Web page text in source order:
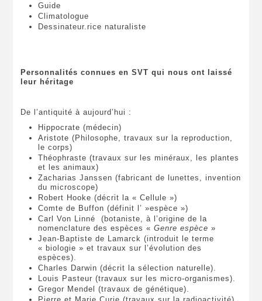
Guide
Climatologue
Dessinateur.rice naturaliste
Personnalités connues en SVT qui nous ont laissé
leur héritage
De l’antiquité à aujourd’hui :
Hippocrate (médecin)
Aristote (Philosophe, travaux sur la reproduction,
le corps)
Théophraste (travaux sur les minéraux, les plantes
et les animaux)
Zacharias Janssen (fabricant de lunettes, invention
du microscope)
Robert Hooke (décrit la « Cellule »)
Comte de Buffon (définit l’ »espèce »)
Carl Von Linné (botaniste, à l’origine de la
nomenclature des espèces « Genre espèce »
Jean-Baptiste de Lamarck (introduit le terme
« biologie » et travaux sur l’évolution des
espèces).
Charles Darwin (décrit la sélection naturelle).
Louis Pasteur (travaux sur les micro-organismes).
Gregor Mendel (travaux de génétique).